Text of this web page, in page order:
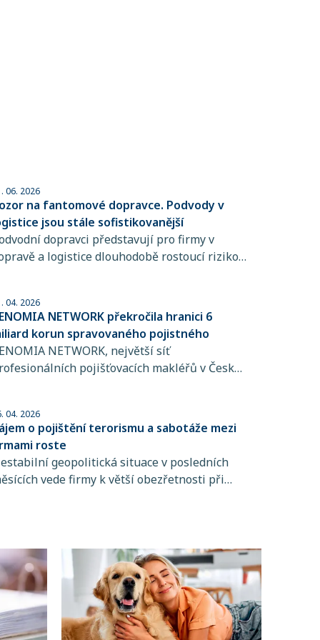
06. 2026
na fantomové dopravce. Podvody v
jsou stále sofistikovanější
dopravci představují pro firmy v
a logistice dlouhodobě rostoucí riziko,
přepravce a škody mohou dosáhnout
částek. Důsledná prevence a
nastavené interní procesy spolu s
pojištěním však mohou riziko škod
snížit.
04. 2026
NETWORK překročila hranici 6
korun spravovaného pojistného
NETWORK, největší síť
pojišťovacích makléřů v České
svým klientům spravuje více než 270
společností sdružených v této síti,
6 miliard korun.
04. 2026
o pojištění terorismu a sabotáže mezi
roste
geopolitická situace v posledních
vede firmy k větší obezřetnosti při
provozu.